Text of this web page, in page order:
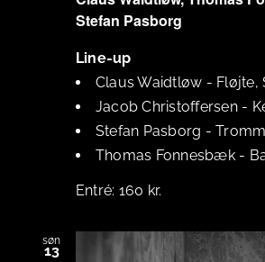
Stefan Pasborg
Line-up
Claus Waidtløw - Fløjte,
Jacob Christoffersen-
Stefan Pasborg -
Thomas Fonnesbæk-
160 kr.
søn
13